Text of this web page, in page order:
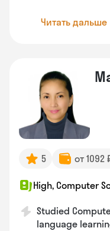
Читать дальше
5 от 1092
High, Computer
Studied
language